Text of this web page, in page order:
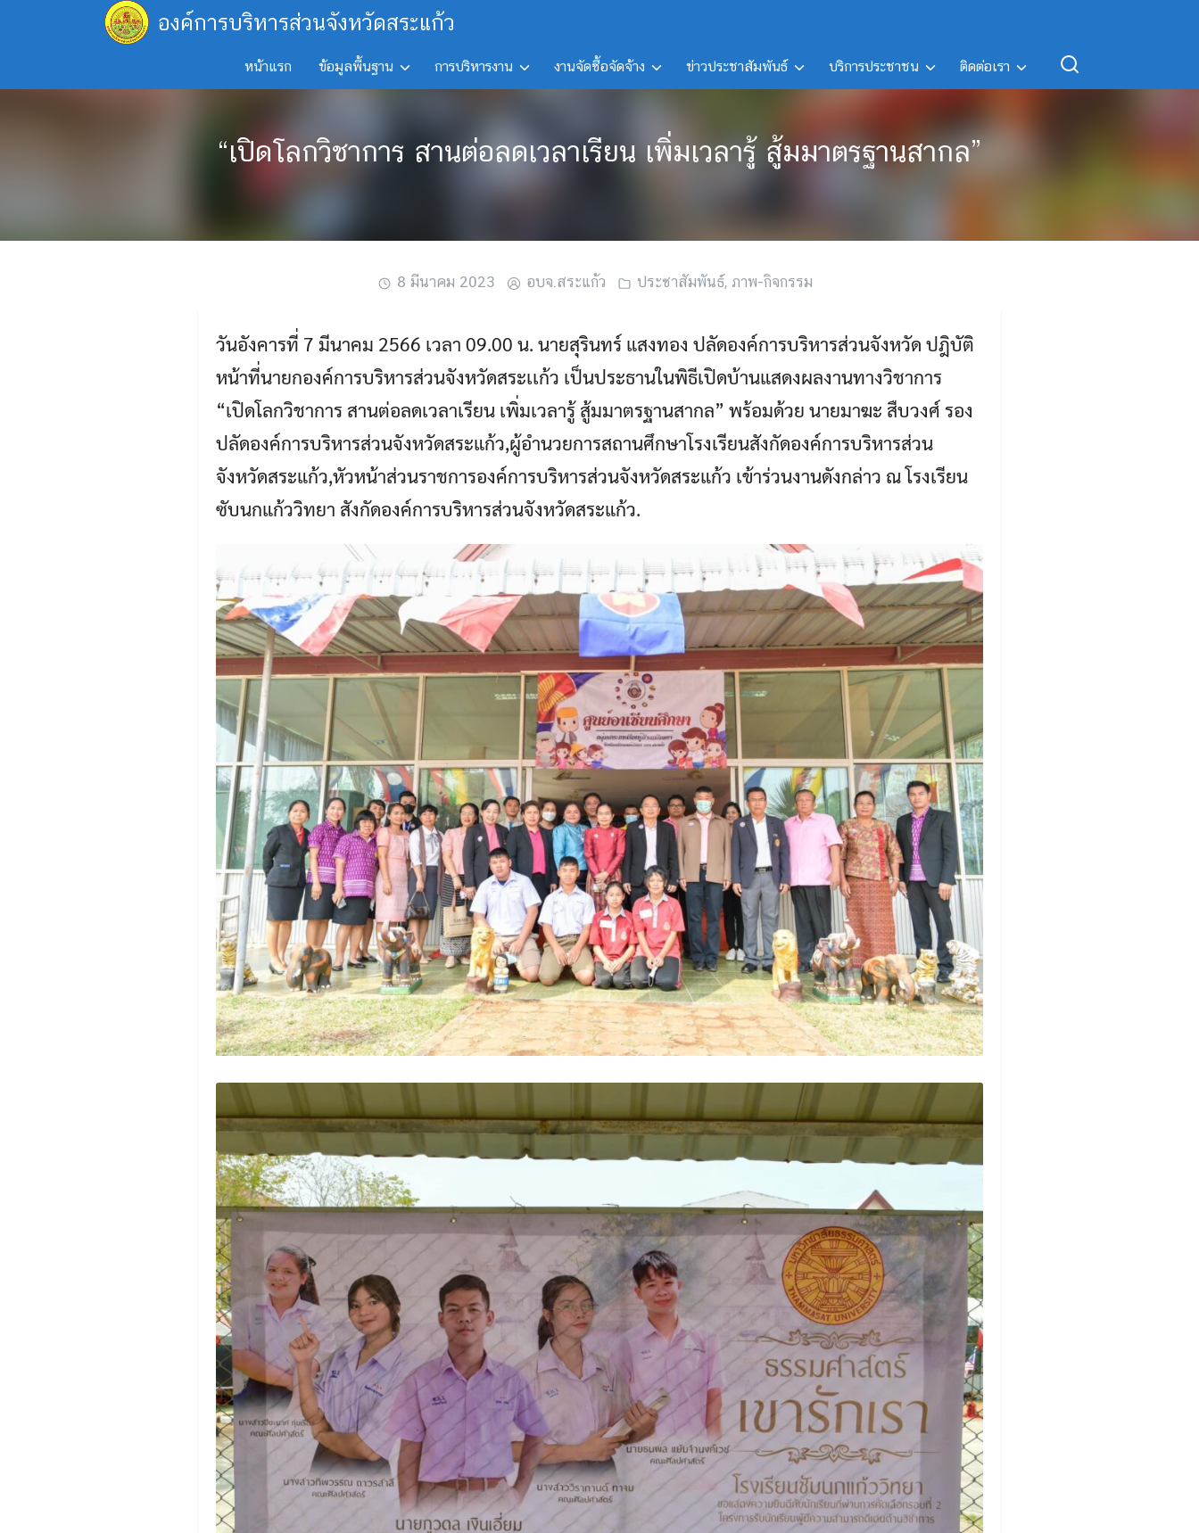
องค์การบริหารส่วนจังหวัดสระแก้ว
หน้าแรก ข้อมูลพื้นฐาน การบริหารงาน งานจัดซื้อจัดจ้าง ข่าวประชาสัมพันธ์ บริการประชาชน ติดต่อเรา
“เปิดโลกวิชาการ สานต่อลดเวลาเรียน เพิ่มเวลารู้ สู้มมาตรฐานสากล”
8 มีนาคม 2023 อบจ.สระแก้ว ประชาสัมพันธ์, ภาพ-กิจกรรม
วันอังคารที่ 7 มีนาคม 2566 เวลา 09.00 น. นายสุรินทร์ แสงทอง ปลัดองค์การบริหารส่วนจังหวัด ปฎิบัติ
หน้าที่นายกองค์การบริหารส่วนจังหวัดสระเเก้ว เป็นประธานในพิธีเปิดบ้านแสดงผลงานทางวิชาการ
“เปิดโลกวิชาการ สานต่อลดเวลาเรียน เพิ่มเวลารู้ สู้มมาตรฐานสากล” พร้อมด้วย นายมาฆะ สืบวงศ์ รอง
ปลัดองค์การบริหารส่วนจังหวัดสระแก้ว,ผู้อำนวยการสถานศึกษาโรงเรียนสังกัดองค์การบริหารส่วน
จังหวัดสระแก้ว,หัวหน้าส่วนราชการองค์การบริหารส่วนจังหวัดสระแก้ว เข้าร่วนงานดังกล่าว ณ โรงเรียน
ซับนกแก้ววิทยา สังกัดองค์การบริหารส่วนจังหวัดสระแก้ว.